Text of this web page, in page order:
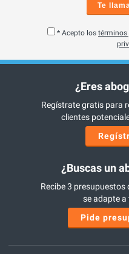
Te
* Acepto los términos
¿Eres
Regístrate gratis para
clientes
¿Buscas un
Recibe 3 presupuestos
se adapte a
Pide